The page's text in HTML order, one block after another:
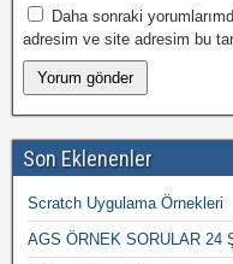
Daha sonraki
adresim ve site adresim bu
Son Eklenenler
Scratch Uygulama Örnekleri
AGS ÖRNEK SORULAR 24